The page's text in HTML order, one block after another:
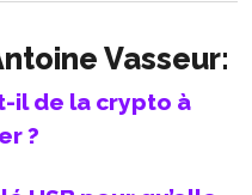
Vasseur:
il de la crypto à
?